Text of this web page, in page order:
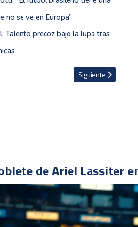
no se ve en Europa”
Talento precoz bajo la lupa tras
ticos que han jugado en el fútbol
Artículo siguiente:
Siguiente
de Ariel Lassiter